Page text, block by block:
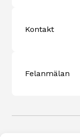
Kontakt
Felanmälan